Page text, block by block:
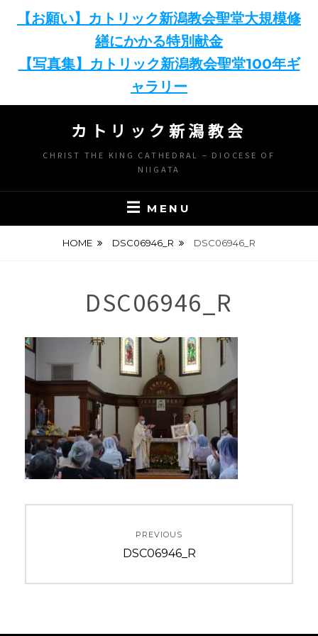
【お願い】カトリック新潟教会聖堂大規模修
繕にかかる特別献金
【写真集】カトリック新潟教会聖堂100年ギ
ャラリー
content
カトリック新潟教会
CHRIST THE KING CATHEDRAL – DIOCESE OF
NIIGATA
MENU
HOME DSC06946_R DSC06946_R
DSC06946_R
ナ
PREVIOUS
Previous
DSC06946_R